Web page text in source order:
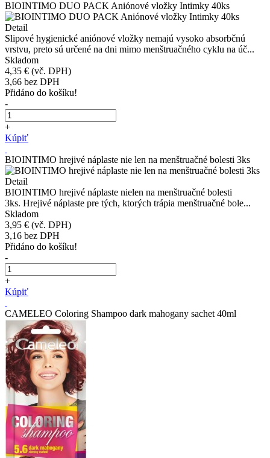
BIOINTIMO DUO PACK Aniónové vložky Intimky 40ks
Detail
Slipové hygienické aniónové vložky nemajú vysoko absorbčnú
vrstvu, preto sú určené na dni mimo menštruačného cyklu na úč...
Skladom
4,35 € (vč. DPH)
3,66 bez DPH
Přidáno do košíku!
-
+
Kúpiť
BIOINTIMO hrejivé náplaste nie len na menštruačné bolesti 3ks
Detail
BIOINTIMO hrejivé náplaste nielen na menštruačné bolesti
3ks. Hrejivé náplaste pre tých, ktorých trápia menštruačné bole...
Skladom
3,95 € (vč. DPH)
3,16 bez DPH
Přidáno do košíku!
-
+
Kúpiť
CAMELEO Coloring Shampoo dark mahogany sachet 40ml